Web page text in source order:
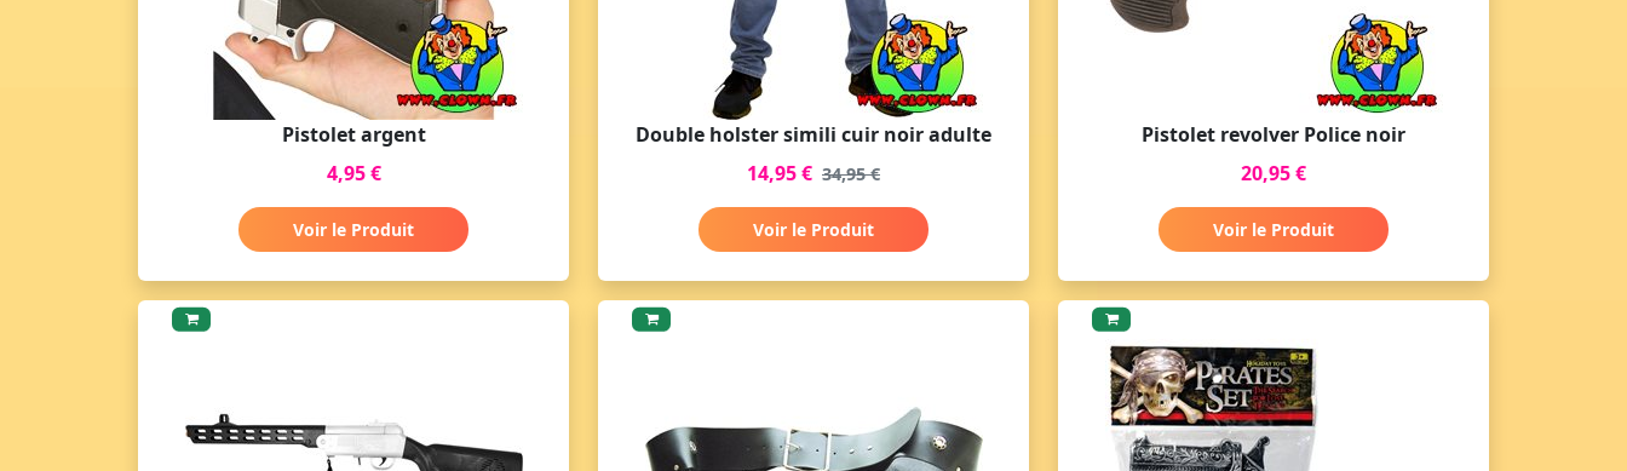
Pistolet argent
4,95 €
Voir le Produit
Double holster simili cuir noir adulte
14,95 € 34,95 €
Voir le Produit
Pistolet revolver Police noir
20,95 €
Voir le Produit